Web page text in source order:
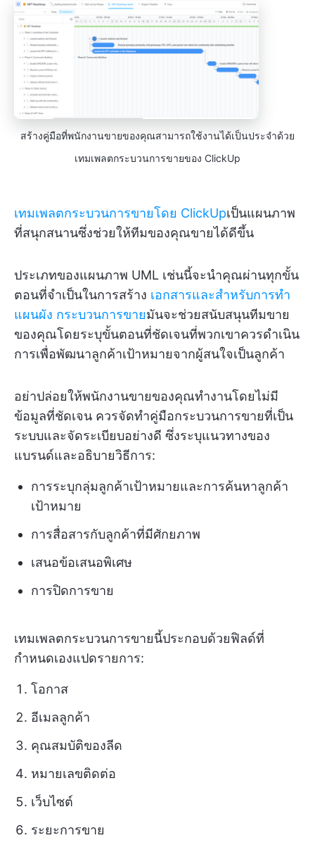
สร้างคู่มือที่พนักงานขายของคุณสามารถใช้งานได้เป็นประจำด้วย
เทมเพลตกระบวนการขายของ ClickUp
เทมเพลตกระบวนการขายโดย ClickUpเป็นแผนภาพ
ที่สนุกสนานซึ่งช่วยให้ทีมของคุณขายได้ดีขึ้น
ประเภทของแผนภาพ UML เช่นนี้จะนำคุณผ่านทุกขั้น
ตอนที่จำเป็นในการสร้าง เอกสารและสำหรับการทำ
แผนผัง กระบวนการขายมันจะช่วยสนับสนุนทีมขาย
ของคุณโดยระบุขั้นตอนที่ชัดเจนที่พวกเขาควรดำเนิน
การเพื่อพัฒนาลูกค้าเป้าหมายจากผู้สนใจเป็นลูกค้า
อย่าปล่อยให้พนักงานขายของคุณทำงานโดยไม่มี
ข้อมูลที่ชัดเจน ควรจัดทำคู่มือกระบวนการขายที่เป็น
ระบบและจัดระเบียบอย่างดี ซึ่งระบุแนวทางของ
แบรนด์และอธิบายวิธีการ:
การระบุกลุ่มลูกค้าเป้าหมายและการค้นหาลูกค้า
เป้าหมาย
การสื่อสารกับลูกค้าที่มีศักยภาพ
เสนอข้อเสนอพิเศษ
การปิดการขาย
เทมเพลตกระบวนการขายนี้ประกอบด้วยฟิลด์ที่
กำหนดเองแปดรายการ:
โอกาส
อีเมลลูกค้า
คุณสมบัติของลีด
หมายเลขติดต่อ
เว็บไซต์
ระยะการขาย